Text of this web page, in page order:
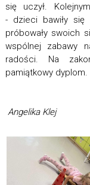
się uczył.
- dzieci bawiły się
próbowały swoich
wspólnej zabawy
radości. Na
pamiątkowy dyplom.
Angelika Klej